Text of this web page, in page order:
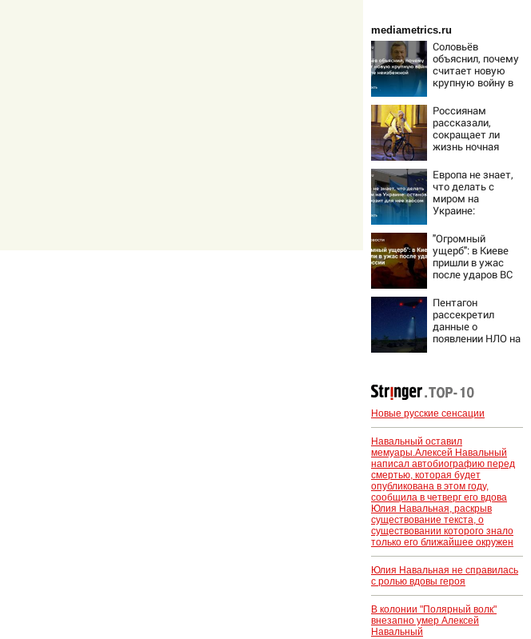
mediametrics.ru
Соловьёв
объяснил, почему
считает новую
крупную войну в
неизбежной
Россиянам
рассказали,
сокращает ли
жизнь ночная
Европа не знает,
что делать с
миром на
Украине:
грозит для нее
хаосом
"Огромный
ущерб": в Киеве
пришли в ужас
после ударов ВС
Пентагон
рассекретил
данные о
появлении НЛО на
Новые русские сенсации
Навальный оставил
мемуары.Алексей Навальный
написал автобиографию перед
смертью, которая будет
опубликована в этом году,
сообщила в четверг его вдова
Юлия Навальная, раскрыв
существование текста, о
существовании которого знало
только его ближайшее окружен
Юлия Навальная не справилась
с ролью вдовы героя
В колонии "Полярный волк"
внезапно умер Алексей
Навальный